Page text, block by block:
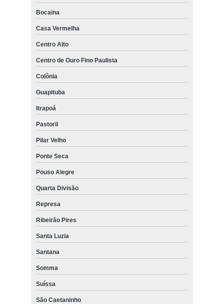
Bocaina
Casa Vermelha
Centro Alto
Centro de Ouro Fino Paulista
Colônia
Guapituba
Itrapoá
Pastoril
Pilar Velho
Ponte Seca
Pouso Alegre
Quarta Divisão
Represa
Ribeirão Pires
Santa Luzia
Santana
Somma
Suíssa
São Caetaninho